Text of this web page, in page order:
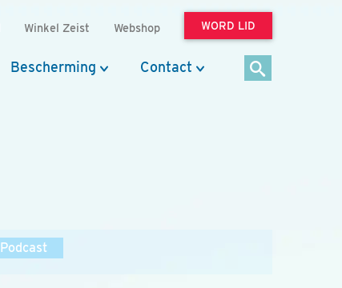
Winkel Zeist Webshop WORD LID
Bescherming Contact
Podcast